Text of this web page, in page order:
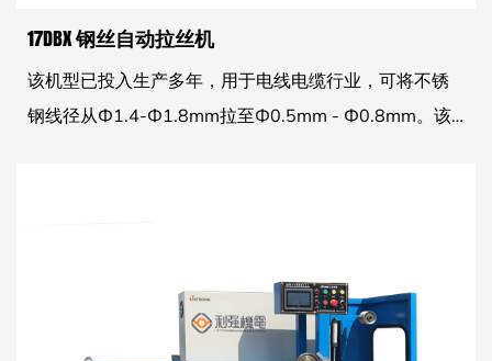
17DBX 钢丝自动拉丝机
该机型已投入生产多年，用于电线电缆行业，可将不锈
钢线径从Ф1.4-Ф1.8mm拉至Ф0.5mm - Ф0.8mm。该